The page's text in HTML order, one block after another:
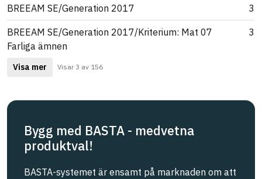
BREEAM SE/Generation 2017
3
BREEAM SE/Generation 2017/Kriterium: Mat 07
Farliga ämnen
3
Visa mer Visar 3 av 156
Bygg med BASTA - medvetna
produktval!
BASTA-systemet är ensamt på marknaden om att